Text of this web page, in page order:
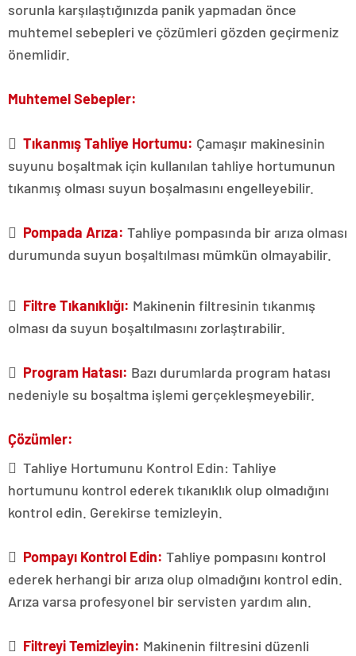
sorunla karşılaştığınızda panik yapmadan önce
muhtemel sebepleri ve çözümleri gözden geçirmeniz
önemlidir.
Muhtemel Sebepler:
 Tıkanmış Tahliye Hortumu: Çamaşır makinesinin
suyunu boşaltmak için kullanılan tahliye hortumunun
tıkanmış olması suyun boşalmasını engelleyebilir.
 Pompada Arıza: Tahliye pompasında bir arıza olması
durumunda suyun boşaltılması mümkün olmayabilir.
 Filtre Tıkanıklığı: Makinenin filtresinin tıkanmış
olması da suyun boşaltılmasını zorlaştırabilir.
 Program Hatası: Bazı durumlarda program hatası
nedeniyle su boşaltma işlemi gerçekleşmeyebilir.
Çözümler:
 Tahliye Hortumunu Kontrol Edin: Tahliye
hortumunu kontrol ederek tıkanıklık olup olmadığını
kontrol edin. Gerekirse temizleyin.
 Pompayı Kontrol Edin: Tahliye pompasını kontrol
ederek herhangi bir arıza olup olmadığını kontrol edin.
Arıza varsa profesyonel bir servisten yardım alın.
 Filtreyi Temizleyin: Makinenin filtresini düzenli